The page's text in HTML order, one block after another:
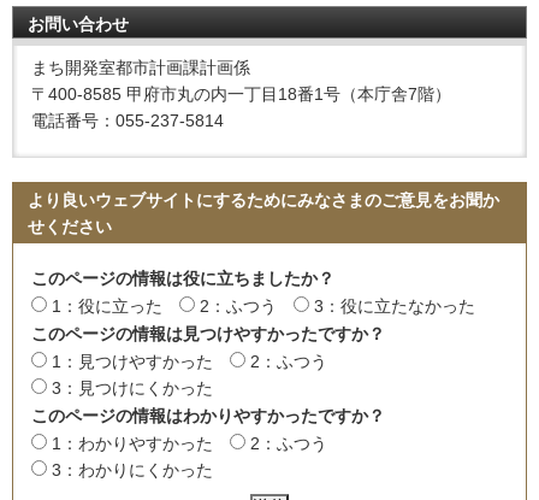
お問い合わせ
まち開発室都市計画課計画係
〒400-8585 甲府市丸の内一丁目18番1号（本庁舎7階）
電話番号：055-237-5814
より良いウェブサイトにするためにみなさまのご意見をお聞か
せください
このページの情報は役に立ちましたか？
1：役に立った
2：ふつう
3：役に立たなかった
このページの情報は見つけやすかったですか？
1：見つけやすかった
2：ふつう
3：見つけにくかった
このページの情報はわかりやすかったですか？
1：わかりやすかった
2：ふつう
3：わかりにくかった